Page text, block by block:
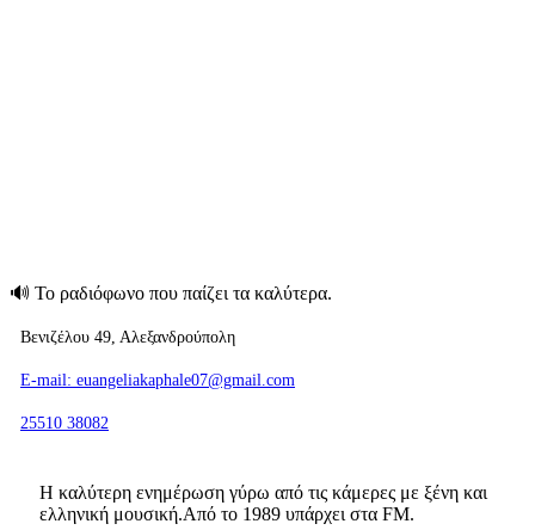
🔊 Το ραδιόφωνο που παίζει τα καλύτερα.
Βενιζέλου 49, Αλεξανδρούπολη
E-mail: euangeliakaphale07@gmail.com
25510 38082
Η καλύτερη ενημέρωση γύρω από τις κάμερες με ξένη και
ελληνική μουσική.Από το 1989 υπάρχει στα FM.